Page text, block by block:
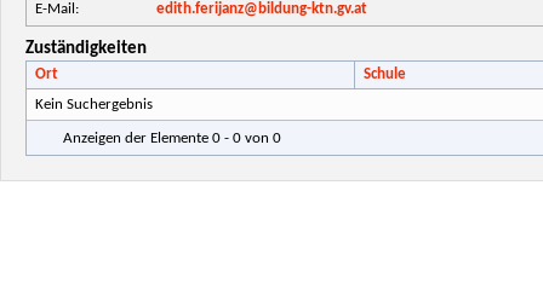
E-Mail:
edith.ferijanz@bildung-ktn.gv.at
Zuständigkeiten
Ort
Schule
Kein Suchergebnis
Anzeigen der Elemente 0 - 0 von 0